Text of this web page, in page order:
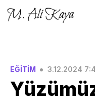
EĞİTİM • 3.12.2024